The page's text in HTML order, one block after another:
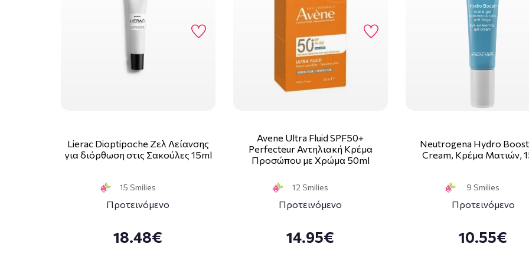
Lierac Dioptipoche Ζελ Λείανσης
για διόρθωση στις Σακούλες 15ml
15 Smilies
Προτεινόμενο
18.48€
Avene Ultra Fluid SPF50+
Perfecteur Αντηλιακή Κρέμα
Προσώπου με Χρώμα 50ml
12 Smilies
Προτεινόμενο
14.95€
Neutrogena Hydro Boost
Cream, Κρέμα Ματιών,
9 Smilies
Προτεινόμενο
10.55€